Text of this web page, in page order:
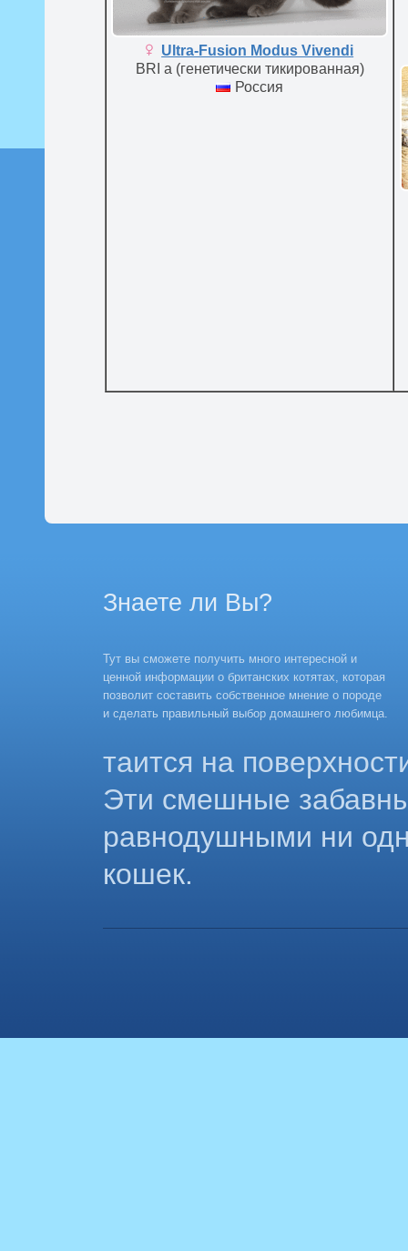
Ultra-Fusion Modus Vivendi
BRI a (генетически тикированная)
Россия
Знаете ли Вы?
Тут вы сможете получить много интересной и
ценной информации о британских котятах, которая
позволит составить собственное мнение о породе
и сделать правильный выбор домашнего любимца.
таится на
Эти смешные
равнодушными ни
кошек.